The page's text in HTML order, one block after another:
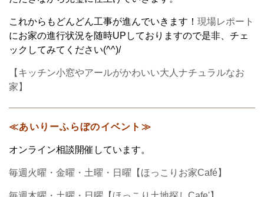
これからもどんどん工事が進んでいきます！ 現場レポート
にお家の進行状況を随時UPしておりますので是非、チェ
ックしてみてください(^^)/
【キッチン小窓やアールがかわいい大人ナチュラルなお
家】
≪あいりーふらぼのイベント≫
オンライン相談開催しています。
毎週火曜・金曜・土曜・日曜【ほっこりお家Café】